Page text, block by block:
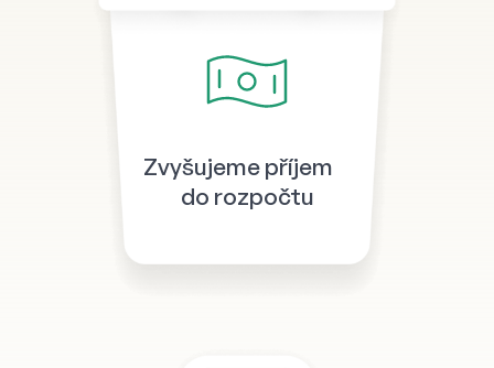
Zvyšujeme příjem
do rozpočtu